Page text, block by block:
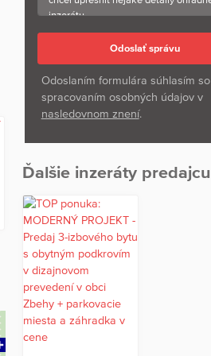
Odoslaním formulára súhlasím so
spracovaním osobných údajov v
nasledovnom znení.
Ďalšie inzeráty predajcu